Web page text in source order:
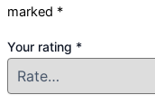
marked *
Your rating *